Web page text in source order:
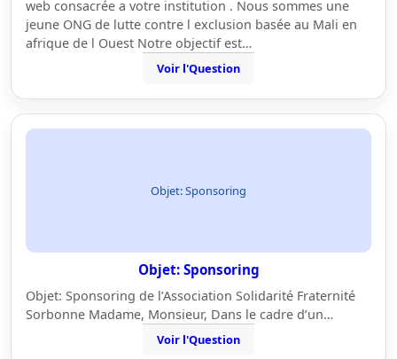
web consacrée a votre institution . Nous sommes une
jeune ONG de lutte contre l exclusion basée au Mali en
afrique de l Ouest Notre objectif est…
Voir l'Question
Objet: Sponsoring
Objet: Sponsoring
Objet: Sponsoring de l’Association Solidarité Fraternité
Sorbonne Madame, Monsieur, Dans le cadre d’un…
Voir l'Question